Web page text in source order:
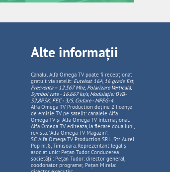
Alte informații
Canalul Alfa Omega TV poate fi recepționat
gratuit via satelit: Eutelsat 16A, 16 grade Est,
Frecventa – 12.567 Mhz, PolarizareVerticală,
Symbol rate - 16.667 ks/s, Modulație: DVB-
S2,8PSK, FEC - 3/5, Codare - MPEG-4.
Alfa Omega TV Production deține 2 licențe
de emisie TV pe satelit: canalele Alfa
Omega TV și Alfa Omega TV Internațional.
Alfa Omega TV editeaza, la fiecare doua luni,
revista: "Alfa Omega TV Magazin".
SC Alfa Omega TV Production SRL, Str Aurel
Pop nr. 8, Timisoara. Reprezentant legal și
asociat unic: Pețan Tudor. Conducerea
societății: Pețan Tudor: director general,
coodonator programe; Pețan Mirela: